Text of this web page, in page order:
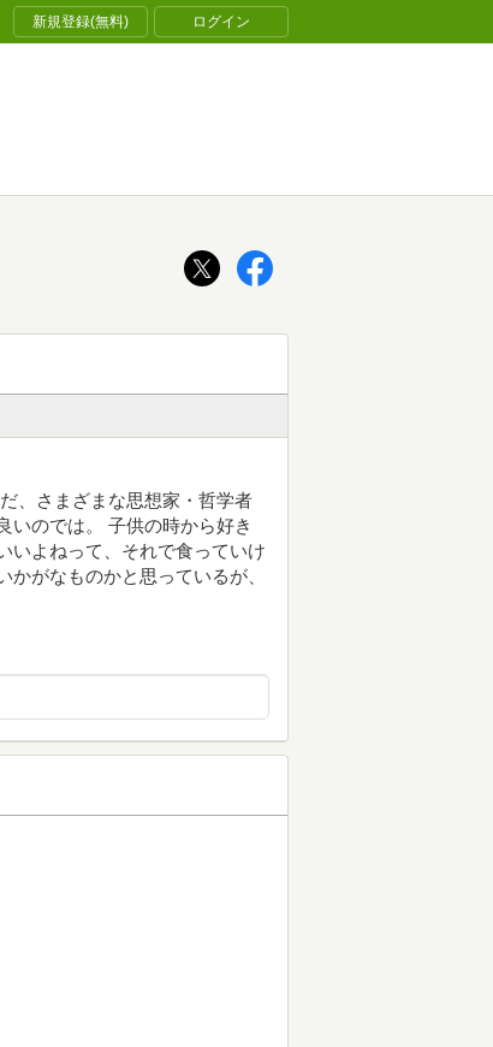
新規登録(無料) ログイン
、さまざまな思想家・哲学者
いのでは。 子供の時から好き
いよねって、それで食っていけ
がなものかと思っているが、